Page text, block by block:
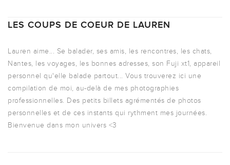
LES COUPS DE COEUR DE LAUREN
Lauren aime... Se balader, ses amis, les rencontres, les chats,
Nantes, les voyages, les bonnes adresses, son Fuji xt1, appareil
personnel qu'elle balade partout... Vous trouverez ici une
compilation de moi, au-delà de mes photographies
professionnelles. Des petits billets agrémentés de photos
personnelles et de ces instants qui rythment mes journées.
Bienvenue dans mon univers <3